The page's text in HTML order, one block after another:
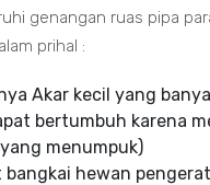
genangan ruas pipa
prihal :
Akar kecil yang
bertumbuh karena
menumpuk)
bangkai hewan